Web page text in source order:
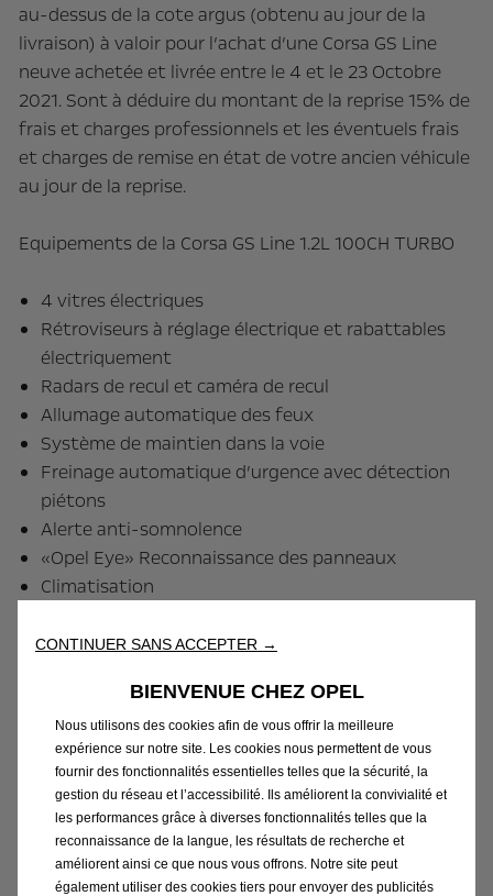
au-dessus de la cote argus (obtenu au jour de la
livraison) à valoir pour l’achat d’une Corsa GS Line
neuve achetée et livrée entre le 4 et le 23 Octobre
2021. Sont à déduire du montant de la reprise 15% de
frais et charges professionnels et les éventuels frais
et charges de remise en état de votre ancien véhicule
au jour de la reprise.
Equipements de la Corsa GS Line 1.2L 100CH TURBO
4 vitres électriques
Rétroviseurs à réglage électrique et rabattables
électriquement
Radars de recul et caméra de recul
Allumage automatique des feux
Système de maintien dans la voie
Freinage automatique d’urgence avec détection
piétons
Alerte anti-somnolence
«Opel Eye» Reconnaissance des panneaux
Climatisation
Volant multifonction
Jantes alliage 17”
Phares antibrouillard
Toit noir + béquet de toit
Coques de rétroviseurs noires
Feux LED
Conso mixte (l/100 km) : 4,2
CO2 (g/km) : 126
CONTINUER SANS ACCEPTER →
BIENVENUE CHEZ OPEL
Nous utilisons des cookies afin de vous offrir la meilleure
expérience sur notre site. Les cookies nous permettent de vous
fournir des fonctionnalités essentielles telles que la sécurité, la
gestion du réseau et l’accessibilité. Ils améliorent la convivialité et
les performances grâce à diverses fonctionnalités telles que la
reconnaissance de la langue, les résultats de recherche et
améliorent ainsi ce que nous vous offrons. Notre site peut
également utiliser des cookies tiers pour envoyer des publicités